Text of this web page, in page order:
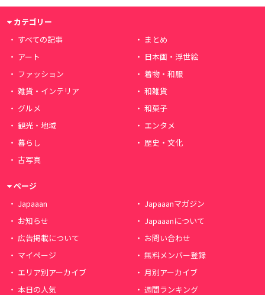
カテゴリー
すべての記事
まとめ
アート
日本画・浮世絵
ファッション
着物・和服
雑貨・インテリア
和雑貨
グルメ
和菓子
観光・地域
エンタメ
暮らし
歴史・文化
古写真
ページ
Japaaan
Japaaanマガジン
お知らせ
Japaaanについて
広告掲載について
お問い合わせ
マイページ
無料メンバー登録
エリア別アーカイブ
月別アーカイブ
本日の人気
週間ランキング